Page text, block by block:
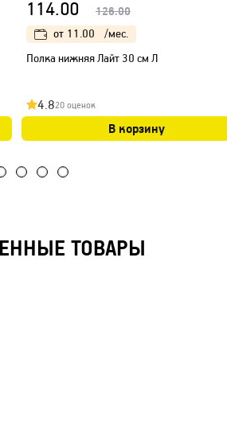
114.00 126.00
от 11.00
/мес.
Полка нижняя Лайт 30 см Л
4.820 оценок
В корзину
ТОВАРЫ